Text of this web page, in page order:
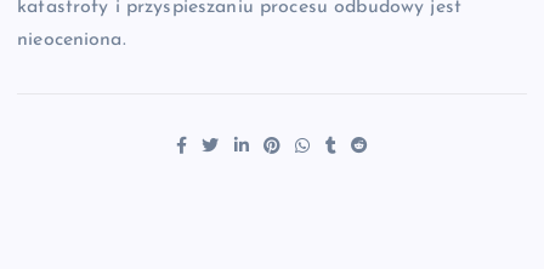
katastrofy i przyspieszaniu procesu odbudowy jest
nieoceniona.